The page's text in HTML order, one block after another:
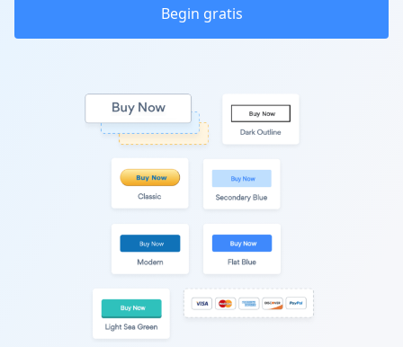
Begin gratis